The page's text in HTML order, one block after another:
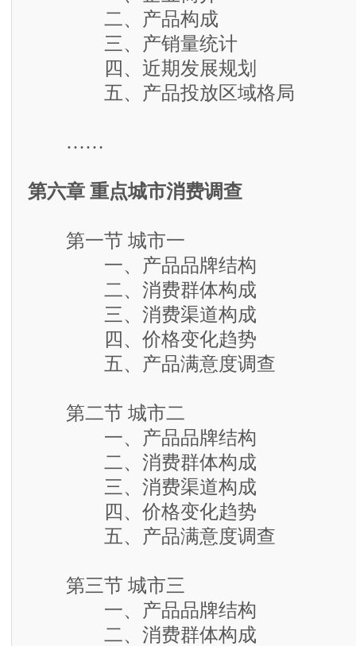
二、产品构成
三、产销量统计
四、近期发展规划
五、产品投放区域格局
……
第六章 重点城市消费调查
第一节 城市一
一、产品品牌结构
二、消费群体构成
三、消费渠道构成
四、价格变化趋势
五、产品满意度调查
第二节 城市二
一、产品品牌结构
二、消费群体构成
三、消费渠道构成
四、价格变化趋势
五、产品满意度调查
第三节 城市三
一、产品品牌结构
二、消费群体构成